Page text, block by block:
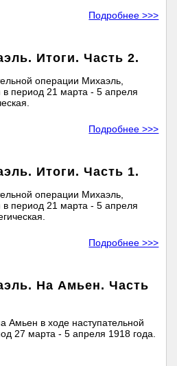
Подробнее >>>
Итоги. Часть 2.
операции Михаэль,
период 21 марта - 5 апреля
Подробнее >>>
Итоги. Часть 1.
операции Михаэль,
период 21 марта - 5 апреля
Подробнее >>>
На Амьен. Часть
Амьен в ходе наступательной
27 марта - 5 апреля 1918 года.